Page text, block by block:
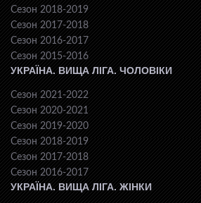
Сезон 2018-2019
Сезон 2017-2018
Сезон 2016-2017
Сезон 2015-2016
УКРАЇНА. ВИЩА ЛІГА. ЧОЛОВІКИ
Сезон 2021-2022
Сезон 2020-2021
Сезон 2019-2020
Сезон 2018-2019
Сезон 2017-2018
Сезон 2016-2017
УКРАЇНА. ВИЩА ЛІГА. ЖІНКИ